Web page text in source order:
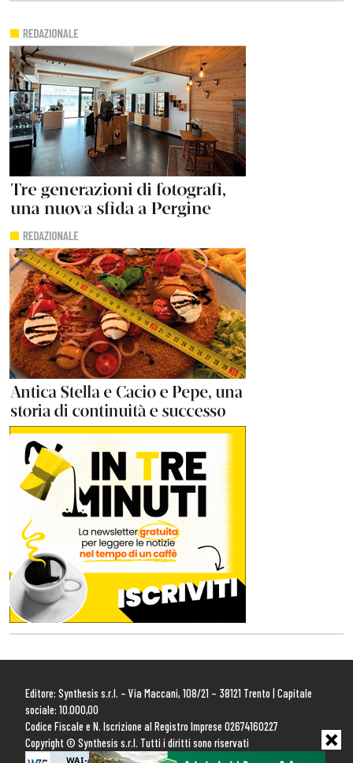
Editore: Synthesis s.r.l. – Via Maccani, 108/21 – 38121 Trento | Capitale
sociale: 10.000,00
Codice Fiscale e N. Iscrizione al Registro Imprese 02674160227
Copyright © Synthesis s.r.l. Tutti i diritti sono riservati